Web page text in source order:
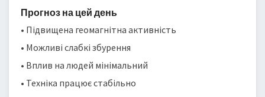
Прогноз на цей день
• Підвищена геомагнітна активність
• Можливі слабкі збурення
• Вплив на людей мінімальний
• Техніка працює стабільно